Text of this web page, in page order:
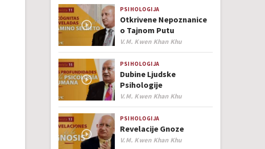
PSIHOLOGIJA
Otkrivene Nepoznanice
o Tajnom Putu
Author
V.M. Kwen Khan Khu
PSIHOLOGIJA
Dubine Ljudske
Psihologije
Author
V.M. Kwen Khan Khu
PSIHOLOGIJA
Revelacije Gnoze
Author
V.M. Kwen Khan Khu